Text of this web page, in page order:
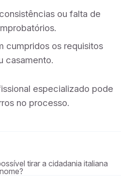
ou falta de
cumpridos os requisitos
casamento.
especializado pode
no processo.
tirar a cidadania italiana